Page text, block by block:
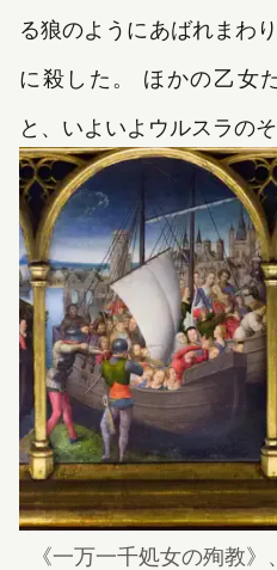
る狼のようにあばれまわ
に殺した。 ほかの乙女
と、いよいよウルスラの
《一万一千処女の殉教》